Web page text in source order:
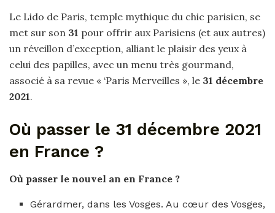
Le Lido de Paris, temple mythique du chic parisien, se
met sur son 31 pour offrir aux Parisiens (et aux autres)
un réveillon d’exception, alliant le plaisir des yeux à
celui des papilles, avec un menu très gourmand,
associé à sa revue « ‘Paris Merveilles », le 31 décembre
2021.
Où passer le 31 décembre 2021
en France ?
Où passer le nouvel an en France ?
Gérardmer, dans les Vosges. Au cœur des Vosges,